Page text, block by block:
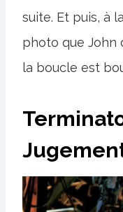
suite. Et puis, à
photo que John
la boucle est